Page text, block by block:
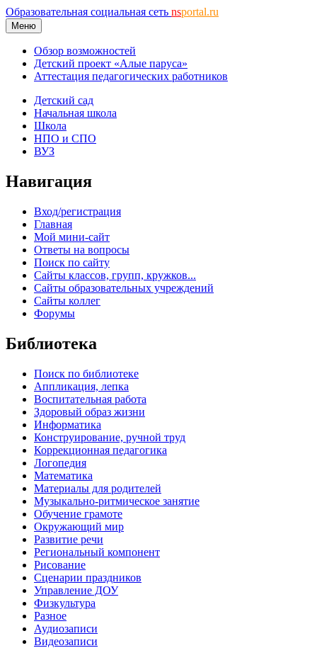
Образовательная социальная сеть nsportal.ru
Меню
Обзор возможностей
Детский проект «Алые паруса»
Аттестация педагогических работников
Детский сад
Начальная школа
Школа
НПО и СПО
ВУЗ
Навигация
Вход/регистрация
Главная
Мой мини-сайт
Ответы на вопросы
Поиск по сайту
Сайты классов, групп, кружков...
Сайты образовательных учреждений
Сайты коллег
Форумы
Библиотека
Поиск по библиотеке
Аппликация, лепка
Воспитательная работа
Здоровый образ жизни
Информатика
Конструирование, ручной труд
Коррекционная педагогика
Логопедия
Математика
Материалы для родителей
Музыкально-ритмическое занятие
Обучение грамоте
Окружающий мир
Развитие речи
Региональный компонент
Рисование
Сценарии праздников
Управление ДОУ
Физкультура
Разное
Аудиозаписи
Видеозаписи